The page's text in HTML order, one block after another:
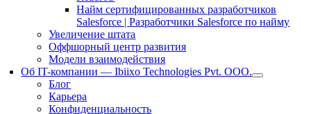
Найм сертифицированных разработчиков
Salesforce | Разработчики Salesforce по найму
Увеличение штата
Оффшорный центр развития
Модели взаимодействия
Об IT-компании — Ibiixo Technologies Pvt. ООО.
Блог
Карьера
Конфиденциальность